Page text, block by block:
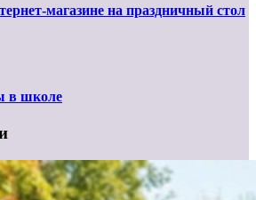
магазине на праздничный стол
в школе